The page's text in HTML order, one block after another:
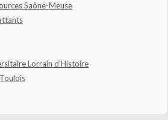
Saône-Meuse
Lorrain d'Histoire